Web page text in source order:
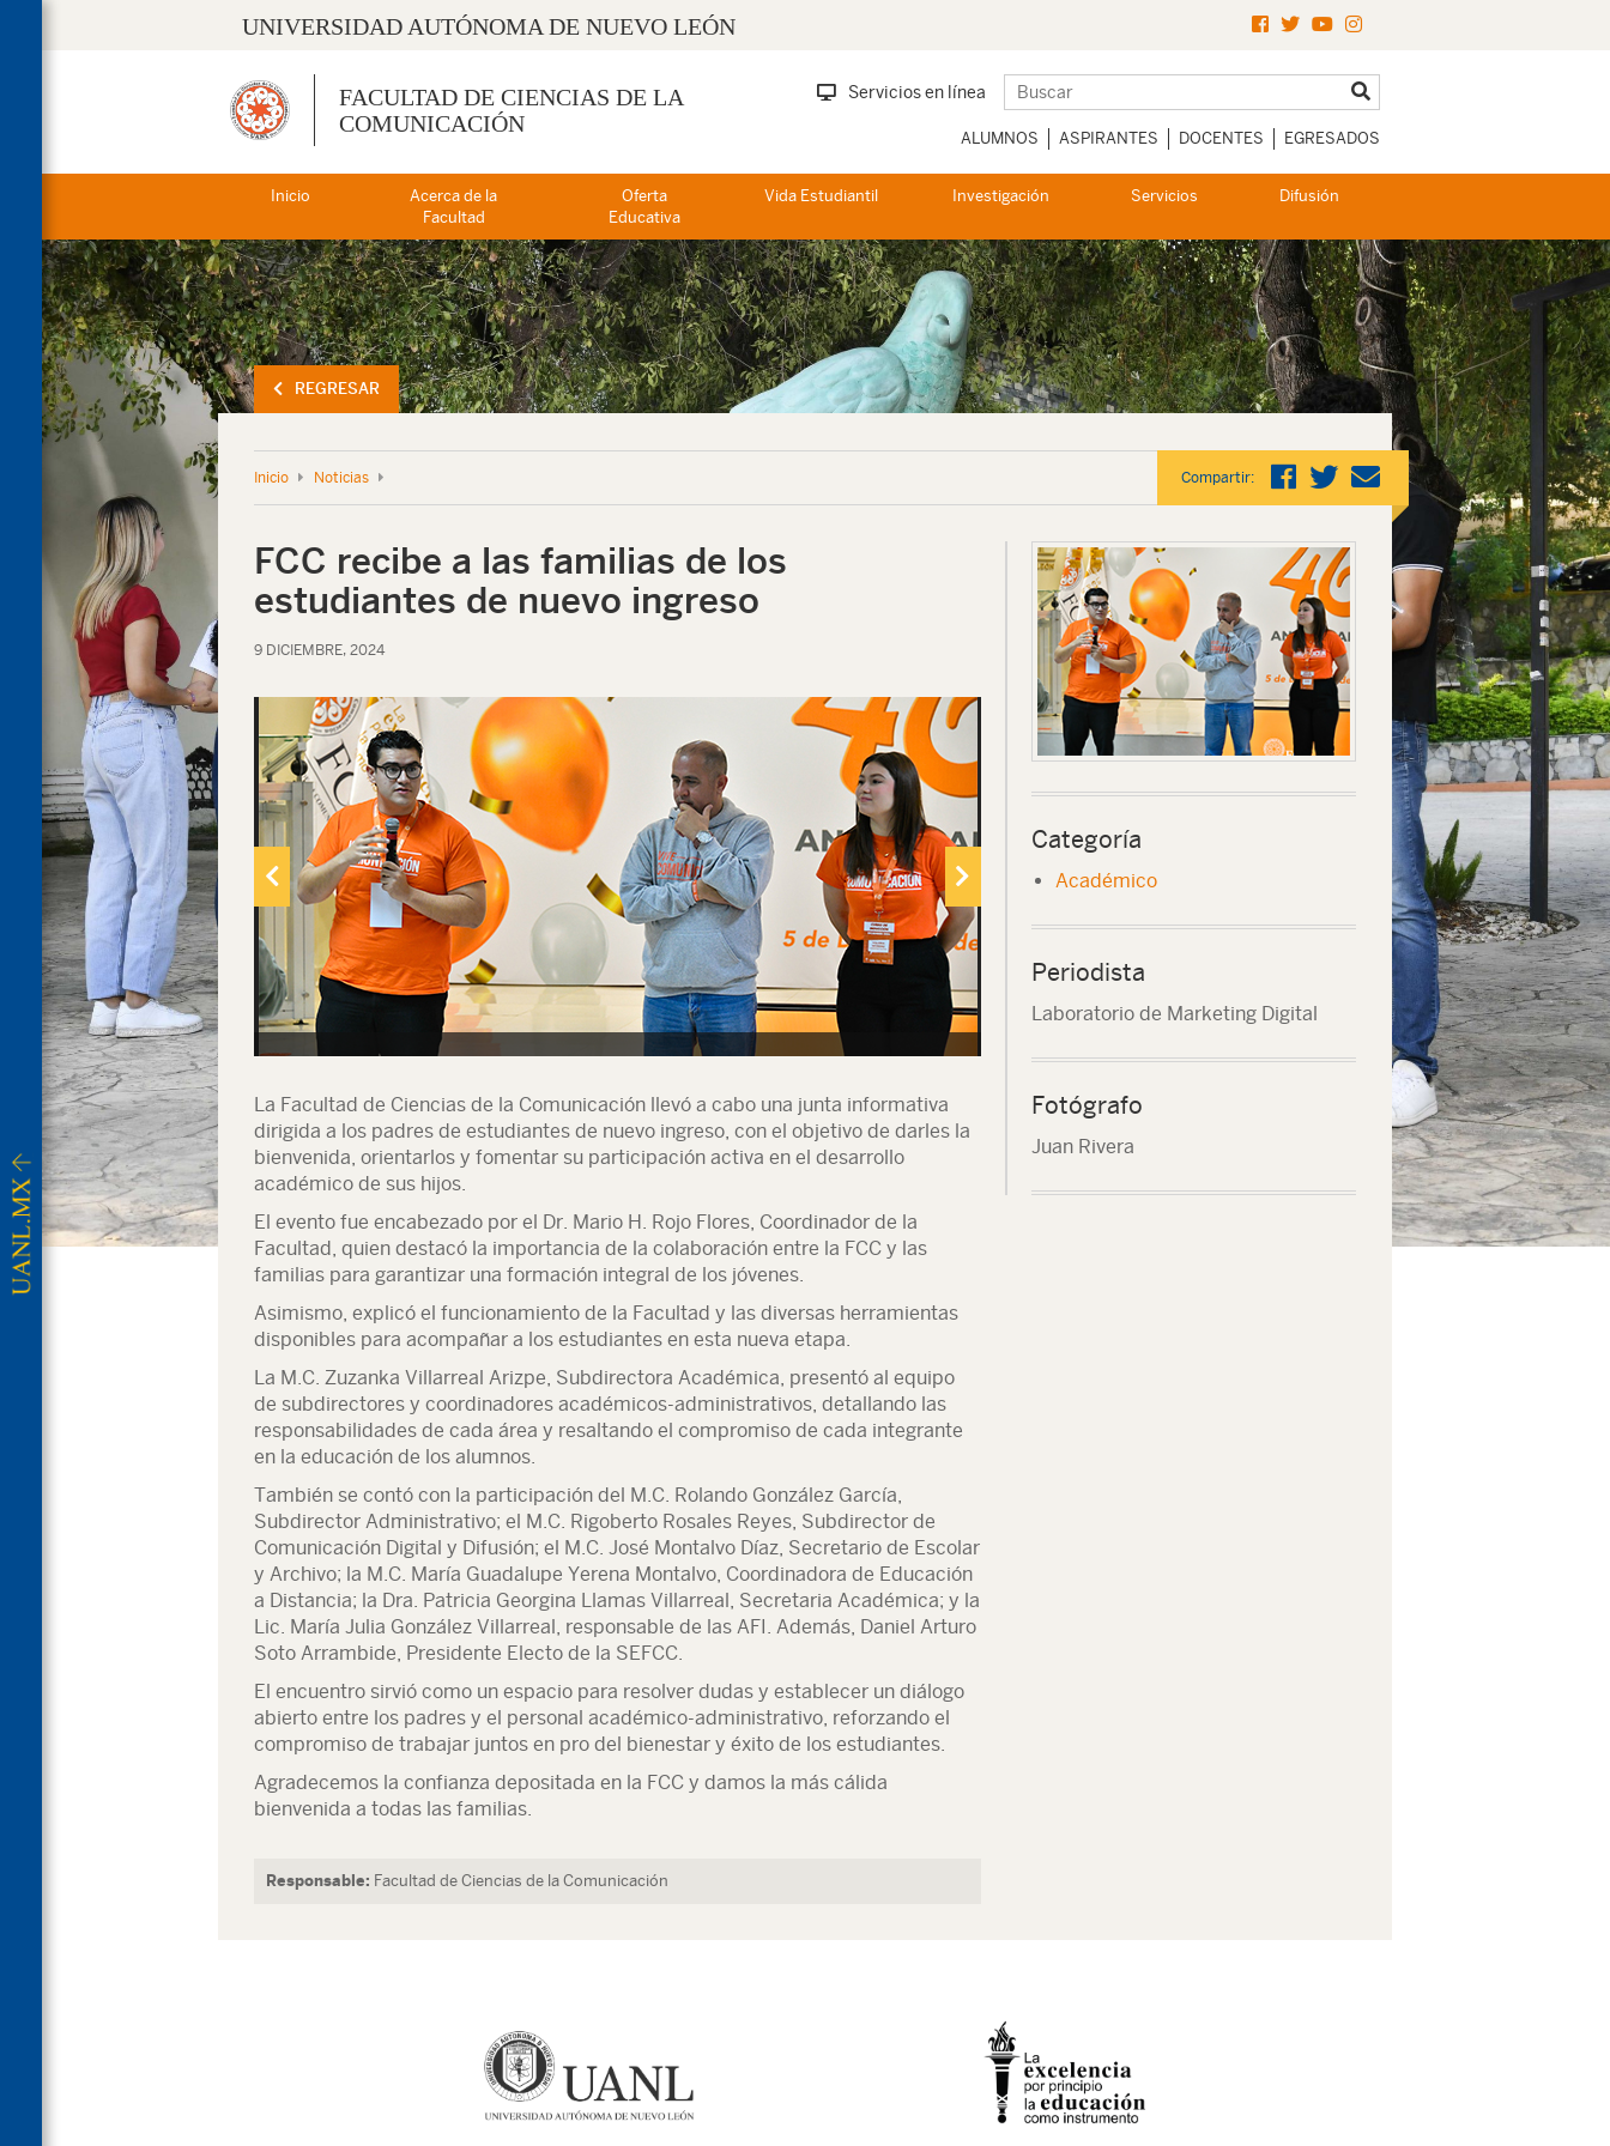
UNIVERSIDAD AUTÓNOMA DE NUEVO LEÓN
FACULTAD DE CIENCIAS DE LA
COMUNICACIÓN
Servicios en línea
ALUMNOS ASPIRANTES DOCENTES EGRESADOS
Inicio
Acerca de la
Facultad
Oferta
Educativa
Vida Estudiantil Investigación Servicios Difusión
REGRESAR
Inicio Noticias Compartir:
FCC recibe a las familias de los
estudiantes de nuevo ingreso
9 DICIEMBRE, 2024
La Facultad de Ciencias de la Comunicación llevó a cabo una junta informativa
dirigida a los padres de estudiantes de nuevo ingreso, con el objetivo de darles la
bienvenida, orientarlos y fomentar su participación activa en el desarrollo
académico de sus hijos.
El evento fue encabezado por el Dr. Mario H. Rojo Flores, Coordinador de la
Facultad, quien destacó la importancia de la colaboración entre la FCC y las
familias para garantizar una formación integral de los jóvenes.
Asimismo, explicó el funcionamiento de la Facultad y las diversas herramientas
disponibles para acompañar a los estudiantes en esta nueva etapa.
La M.C. Zuzanka Villarreal Arizpe, Subdirectora Académica, presentó al equipo
de subdirectores y coordinadores académicos-administrativos, detallando las
responsabilidades de cada área y resaltando el compromiso de cada integrante
en la educación de los alumnos.
También se contó con la participación del M.C. Rolando González García,
Subdirector Administrativo; el M.C. Rigoberto Rosales Reyes, Subdirector de
Comunicación Digital y Difusión; el M.C. José Montalvo Díaz, Secretario de Escolar
y Archivo; la M.C. María Guadalupe Yerena Montalvo, Coordinadora de Educación
a Distancia; la Dra. Patricia Georgina Llamas Villarreal, Secretaria Académica; y la
Lic. María Julia González Villarreal, responsable de las AFI. Además, Daniel Arturo
Soto Arrambide, Presidente Electo de la SEFCC.
El encuentro sirvió como un espacio para resolver dudas y establecer un diálogo
abierto entre los padres y el personal académico-administrativo, reforzando el
compromiso de trabajar juntos en pro del bienestar y éxito de los estudiantes.
Agradecemos la confianza depositada en la FCC y damos la más cálida
bienvenida a todas las familias.
Responsable: Facultad de Ciencias de la Comunicación
Categoría
Académico
Periodista
Laboratorio de Marketing Digital
Fotógrafo
Juan Rivera